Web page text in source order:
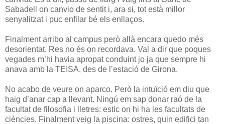
Sabadell on canvio de sentit i, ara si, tot està millor
senyalitzat i puc enfilar bé els enllaços.
Finalment arribo al campus però allà encara quedo més
desorientat. Res no és on recordava. Val a dir que poques
vegades m’hi havia apropat conduint jo ja que sempre hi
anava amb la TEISA, des de l’estació de Girona.
No acabo de veure on aparco. Però la intuïció em diu que
haig d’anar cap a llevant. Ningú em sap donar raó de la
facultat de filosofia i lletres: estic on hi ha les facultats de
ciències. Finalment veig la piscina: ostres, quin edifici tan